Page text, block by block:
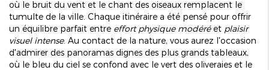
où le bruit du vent et le chant des oiseaux remplacent le
tumulte de la ville. Chaque itinéraire a été pensé pour offrir
un équilibre parfait entre effort physique modéréet plaisir
visuel intense. Au contact de la nature, vous aurez l'occasion
d'admirer des panoramas dignes des plus grands tableaux,
où le bleu du ciel se confond avec le vert des oliveraies et le